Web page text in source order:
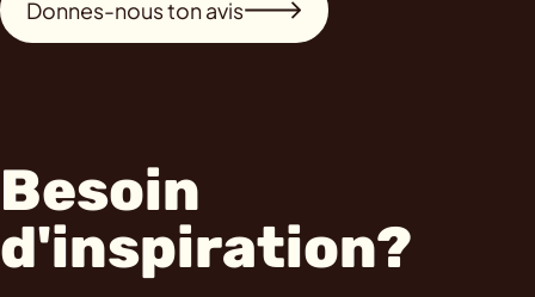
Donnes-nous ton avis
Besoin
d'inspiration?